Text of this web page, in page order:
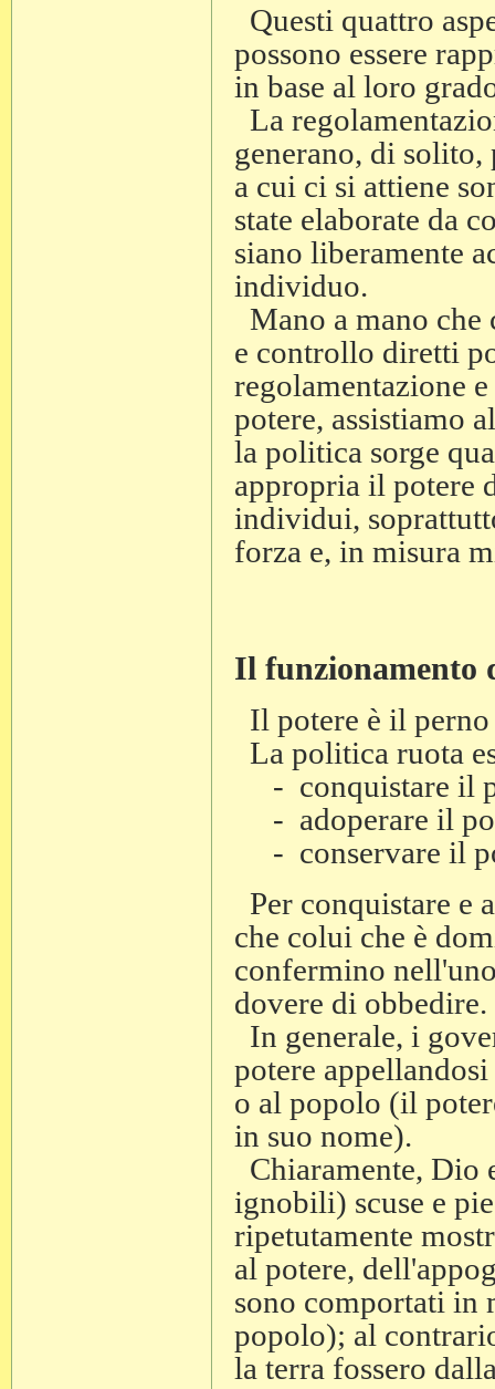
Questi quattro
possono essere
in base al loro
La
generano, di
a cui ci si attiene
state elaborate da
siano liberamente
individuo.
Mano a mano che
e controllo diretti
regolamentazione
potere, assistiamo
la politica sorge
appropria il potere
individui,
forza e, in misura
Il funzionamento
Il potere è il
La politica ruota
- conquistare il
- adoperare il
- conservare il
Per conquistare e
che colui che è
confermino
dovere di obbedire.
In generale, i
potere
o al popolo (il
in suo nome).
Chiaramente, Dio
ignobili) scuse e
ripetutamente
al potere,
sono comportati in
popolo); al
la terra fossero